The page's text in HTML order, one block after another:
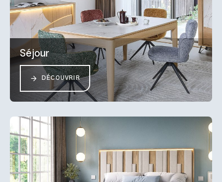
Séjour
DÉCOUVRIR